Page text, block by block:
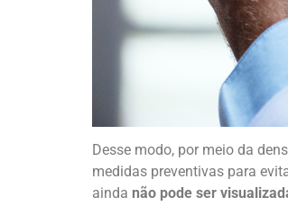
Desse modo, por meio da
medidas preventivas para
ainda não pode ser